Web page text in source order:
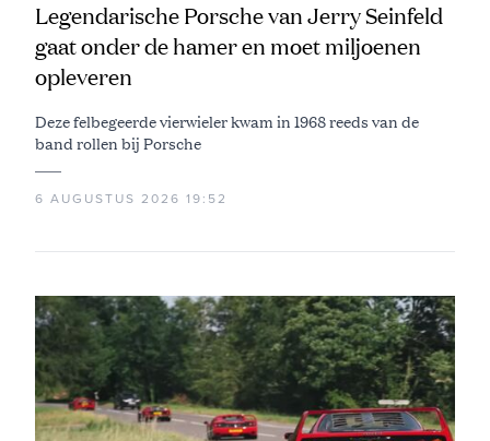
Legendarische Porsche van Jerry Seinfeld
gaat onder de hamer en moet miljoenen
opleveren
Deze felbegeerde vierwieler kwam in 1968 reeds van de
band rollen bij Porsche
6 AUGUSTUS 2026 19:52